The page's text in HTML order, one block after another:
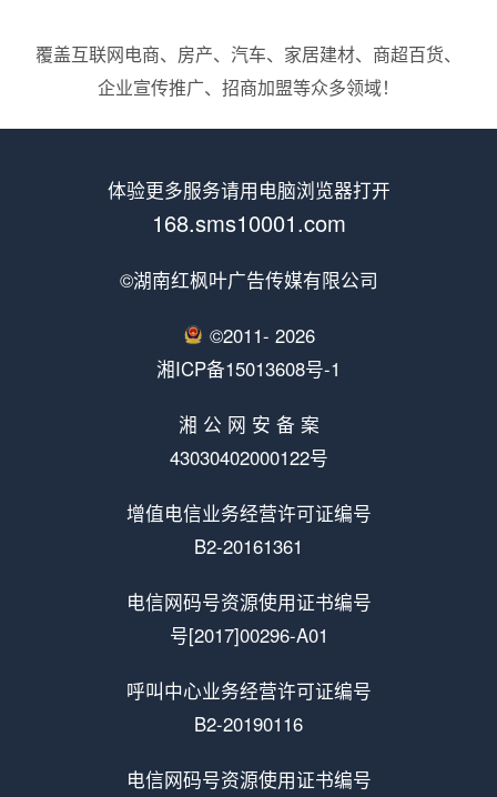
覆盖互联网电商、房产、汽车、家居建材、商超百货、
企业宣传推广、招商加盟等众多领域！
体验更多服务请用电脑浏览器打开
168.sms10001.com
©湖南红枫叶广告传媒有限公司
©2011- 2026
湘ICP备15013608号-1
湘 公 网 安 备 案
43030402000122号
增值电信业务经营许可证编号
B2-20161361
电信网码号资源使用证书编号
号[2017]00296-A01
呼叫中心业务经营许可证编号
B2-20190116
电信网码号资源使用证书编号